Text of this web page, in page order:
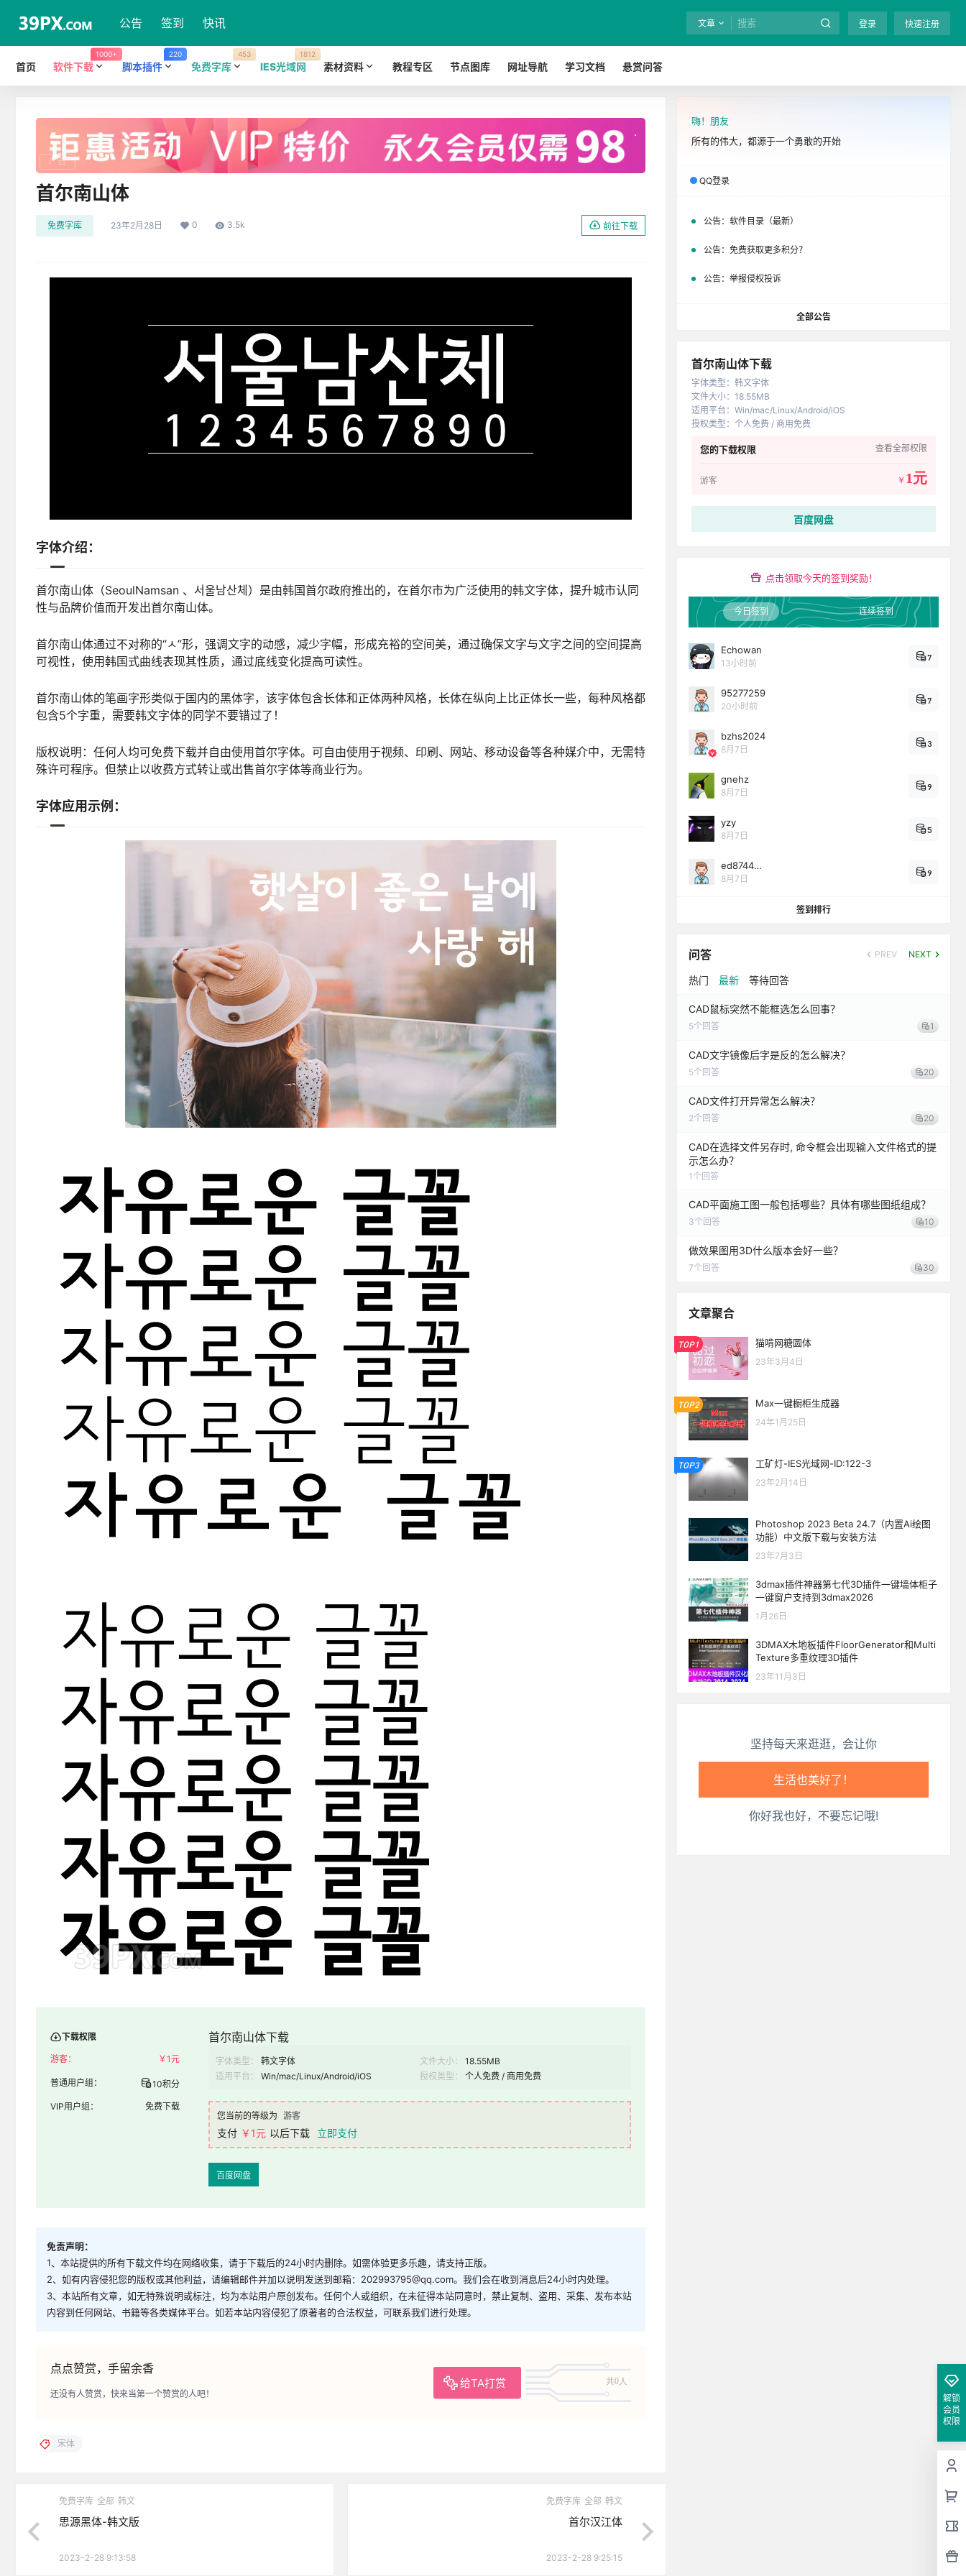
公告 签到 快讯 文章 登录 快速注册
首页 软件下载
1000+
脚本插件
220
免费字库
453
IES光域网
1812
素材资料 教程专区 节点图库 网址导航 学习文档 悬赏问答
. 全站终身免费下载！ 立即开通
广告
首尔南山体
免费字库 23年2月28日 0 3.5k 前往下载
字体介绍：
首尔南山体（SeoulNamsan 、서울남산체）是由韩国首尔政府推出的，在首尔市为广泛使用的韩文字体，提升城市认同
性与品牌价值而开发出首尔南山体。
首尔南山体通过不对称的“ㅅ”形，强调文字的动感，减少字幅，形成充裕的空间美，通过确保文字与文字之间的空间提高
可视性，使用韩国式曲线表现其性质，通过底线变化提高可读性。
首尔南山体的笔画字形类似于国内的黑体字，该字体包含长体和正体两种风格，长体在纵向上比正体长一些，每种风格都
包含5个字重，需要韩文字体的同学不要错过了！
版权说明：任何人均可免费下载并自由使用首尔字体。可自由使用于视频、印刷、网站、移动设备等各种媒介中，无需特
殊许可程序。但禁止以收费方式转让或出售首尔字体等商业行为。
字体应用示例：
下载权限
游客： ￥1元
普通用户组： 10积分
VIP用户组： 免费下载
首尔南山体下载
字体类型： 韩文字体 文件大小：
18.55MB
适用平台：
Win/mac/Linux/Android/iOS 授权类型： 个人免费 / 商用免费
您当前的等级为 游客
支付 ￥1元 以后下载 立即支付
百度网盘
免责声明：
1、本站提供的所有下载文件均在网络收集，请于下载后的24小时内删除。如需体验更多乐趣，请支持正版。
2、如有内容侵犯您的版权或其他利益，请编辑邮件并加以说明发送到邮箱：202993795@qq.com。我们会在收到消息后24小时内处理。
3、本站所有文章，如无特殊说明或标注，均为本站用户原创发布。任何个人或组织，在未征得本站同意时，禁止复制、盗用、采集、发布本站
内容到任何网站、书籍等各类媒体平台。如若本站内容侵犯了原著者的合法权益，可联系我们进行处理。
点点赞赏，手留余香
给TA打赏 共0人
还没有人赞赏，快来当第一个赞赏的人吧！
宋体
免费字库 全部 韩文
思源黑体-韩文版
2023-2-28 9:13:58
免费字库 全部 韩文
首尔汉江体
2023-2-28 9:25:15
嗨！朋友
所有的伟大，都源于一个勇敢的开始
QQ登录
公告： 软件目录（最新）
公告： 免费获取更多积分？
公告： 举报侵权投诉
全部公告
首尔南山体下载
字体类型 ： 韩文字体
文件大小： 18.55MB
适用平台 ： Win/mac/Linux/Android/iOS
授权类型 ： 个人免费 / 商用免费
您的下载权限 查看全部权限
游客 ￥ 1元
百度网盘
点击领取今天的签到奖励！
今日签到 连续签到
Echowan
13小时前
7
95277259
20小时前
7
bzhs2024
8月7日
3
gnehz
8月7日
9
yzy
8月7日
5
ed8744…
8月7日
9
签到排行
问答 PREV NEXT
热门 最新 等待回答
CAD鼠标突然不能框选怎么回事？
5个回答 1
CAD文字镜像后字是反的怎么解决？
5个回答 20
CAD文件打开异常怎么解决？
2个回答 20
CAD在选择文件另存时, 命令框会出现输入文件格式的提
示怎么办？
1 个回答
CAD平面施工图一般包括哪些？具体有哪些图纸组成？
3个回答 10
做效果图用3D什么版本会好一些？
7个回答 30
文章聚合
TOP1 猫啃网糖圆体
23年3月4日
TOP2 Max一键橱柜生成器
24年1月25日
TOP3 工矿灯-IES光域网-ID:122-3
23年2月14日
Photoshop 2023 Beta 24.7（内置Ai绘图
功能）中文版下载与安装方法
23年7月3日
3dmax插件神器第七代3D插件一键墙体柜子
一键窗户支持到3dmax2026
1月26日
3DMAX木地板插件FloorGenerator和Multi
Texture多重纹理3D插件
23年11月3日
坚持每天来逛逛，会让你
生活也美好了！
走路也有劲了！
腰也不酸了！
工作也轻松了！
你好我也好，不要忘记哦!
解锁
会员
权限